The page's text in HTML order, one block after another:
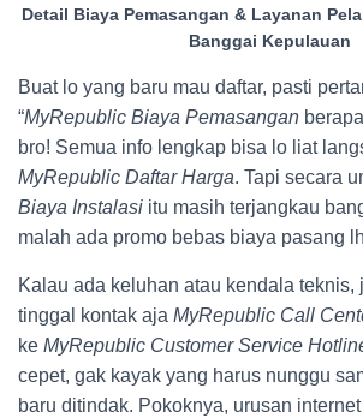
Detail Biaya Pemasangan & Layanan
Banggai Kepulauan
Buat lo yang baru mau daftar, pasti
“MyRepublic Biaya Pemasangan
bro! Semua info lengkap bisa lo liat
MyRepublic Daftar Harga. Tapi secara
Biaya Instalasi itu masih terjangkau
malah ada promo bebas biaya pasang
Kalau ada keluhan atau kendala teknis,
tinggal kontak aja MyRepublic Call
ke MyRepublic Customer Service
cepet, gak kayak yang harus nunggu
baru ditindak. Pokoknya, urusan